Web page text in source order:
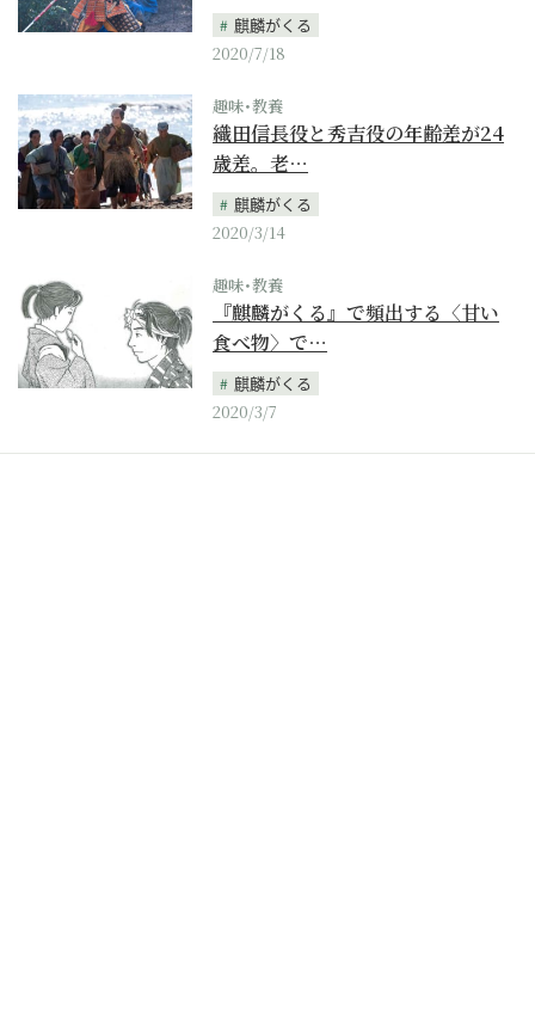
麒麟がくる
2020/7/18
趣味･教養
織田信長役と秀吉役の年齢差が24
歳差。老…
麒麟がくる
2020/3/14
趣味･教養
『麒麟がくる』で頻出する〈甘い
食べ物〉で…
麒麟がくる
2020/3/7